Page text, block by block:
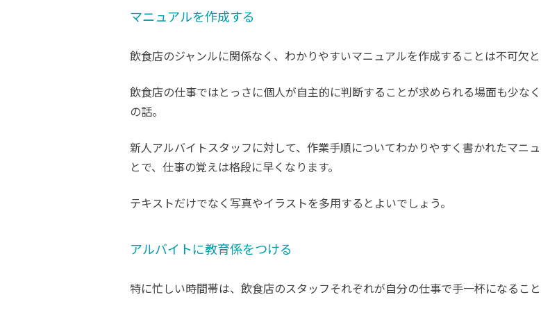
マニュアルを作成する
飲食店のジャンルに関係なく、わかりやすいマニュアルを作成することは不可欠と
飲食店の仕事ではとっさに個人が自主的に判断することが求められる場面も少な
の話。
新人アルバイトスタッフに対して、作業手順についてわかりやすく書かれたマニ
とで、仕事の覚えは格段に早くなります。
テキストだけでなく写真やイラストを多用するとよいでしょう。
アルバイトに教育係をつける
特に忙しい時間帯は、飲食店のスタッフそれぞれが自分の仕事で手一杯になるこ